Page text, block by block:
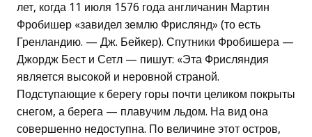
лет, когда 11 июля 1576 года англичанин Мартин
Фробишер «завидел землю Фрислянд» (то есть
Гренландию. — Дж. Бейкер). Спутники Фробишера —
Джордж Бест и Сетл — пишут: «Эта Фрисляндия
является высокой и неровной страной.
Подступающие к берегу горы почти целиком покрыты
снегом, а берега — плавучим льдом. На вид она
совершенно недоступна. По величине этот остров,